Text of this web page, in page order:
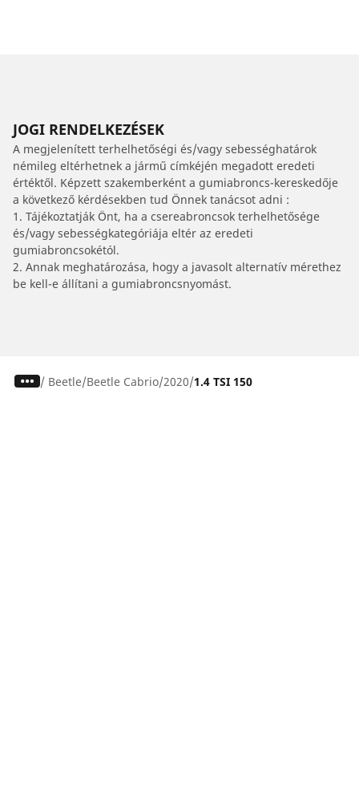
JOGI RENDELKEZÉSEK
A megjelenített terhelhetőségi és/vagy sebességhatárok
némileg eltérhetnek a jármű címkéjén megadott eredeti
értéktől. Képzett szakemberként a gumiabroncs-kereskedője
a következő kérdésekben tud Önnek tanácsot adni :
1. Tájékoztatják Önt, ha a csereabroncsok terhelhetősége
és/vagy sebességkategóriája eltér az eredeti
gumiabroncsokétól.
2. Annak meghatározása, hogy a javasolt alternatív mérethez
be kell-e állítani a gumiabroncsnyomást.
/ Beetle Beetle Cabrio 2020 1.4 TSI 150